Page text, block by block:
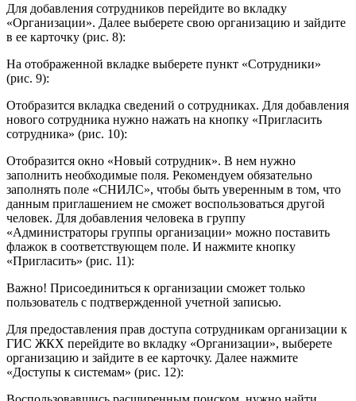
Для добавления сотрудников перейдите во вкладку
«Организации». Далее выберете свою организацию и зайдите
в ее карточку (рис. 8):
На отображенной вкладке выберете пункт «Сотрудники»
(рис. 9):
Отобразится вкладка сведений о сотрудниках. Для добавления
нового сотрудника нужно нажать на кнопку «Пригласить
сотрудника» (рис. 10):
Отобразится окно «Новый сотрудник». В нем нужно
заполнить необходимые поля. Рекомендуем обязательно
заполнять поле «СНИЛС», чтобы быть уверенным в том, что
данным приглашением не сможет воспользоваться другой
человек. Для добавления человека в группу
«Администраторы группы организации» можно поставить
флажок в соответствующем поле. И нажмите кнопку
«Пригласить» (рис. 11):
Важно! Присоединиться к организации сможет только
пользователь с подтвержденной учетной записью.
Для предоставления прав доступа сотрудникам организации к
ГИС ЖКХ перейдите во вкладку «Организации», выберете
организацию и зайдите в ее карточку. Далее нажмите
«Доступы к системам» (рис. 12):